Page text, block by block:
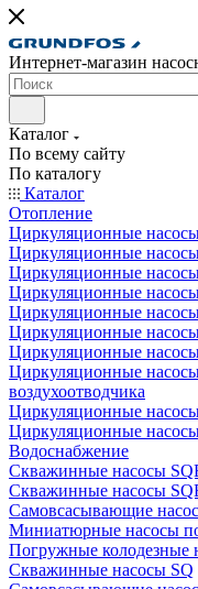
Интернет-магазин
Каталог
По всему сайту
По каталогу
Каталог
Отопление
Циркуляционные
Циркуляционные
Циркуляционные
Циркуляционные
Циркуляционные
Циркуляционные
Циркуляционные
Циркуляционные
воздухоотводчика
Циркуляционные
Циркуляционные
Водоснабжение
Скважинные насосы
Скважинные насосы
Cамовсасывающие
Миниатюрные насосы
Погружные колодезные
Скважинные насосы SQ